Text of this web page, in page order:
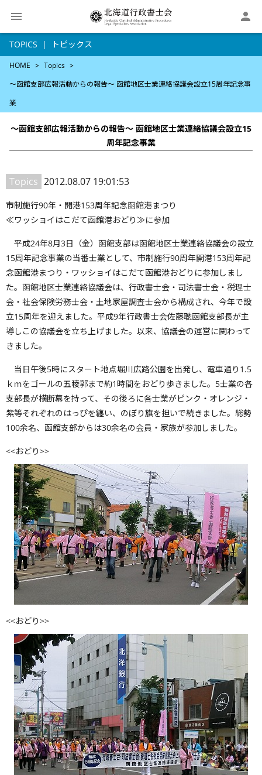

TOPICS トピックス
HOME
Topics
〜函館支部広報活動からの報告〜 函館地区士業連絡協議会設立15周年記念事
業
〜函館支部広報活動からの報告〜 函館地区士業連絡協議会設立15
周年記念事業
Topics 2012.08.07 19:01:53
市制施行90年・開港153周年記念函館港まつり
≪ワッショイはこだて函館港おどり≫に参加
平成24年8月3日（金）函館支部は函館地区士業連絡協議会の設立
15周年記念事業の当番士業として、市制施行90周年開港153周年記
念函館港まつり・ワッショイはこだて函館港おどりに参加しまし
た。函館地区士業連絡協議会は、行政書士会・司法書士会・税理士
会・社会保険労務士会・土地家屋調査士会から構成され、今年で設
立15周年を迎えました。平成9年行政書士会佐藤聰函館支部長が主
導しこの協議会を立ち上げました。以来、協議会の運営に関わって
きました。
当日午後5時にスタート地点堀川広路公園を出発し、電車通り1.5
ｋｍをゴールの五稜郭まで約1時間をおどり歩きました。5士業の各
支部長が横断幕を持って、その後ろに各士業がピンク・オレンジ・
紫等それぞれのはっぴを纏い、のぼり旗を担いで続きました。総勢
100余名、函館支部からは30余名の会員・家族が参加しました。
<<おどり>>
<<おどり>>